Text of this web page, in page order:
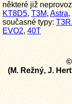
některé již
KT8D5,T3M,Astra,
současné typy:
EVO2,40T
(M. Režný, J.